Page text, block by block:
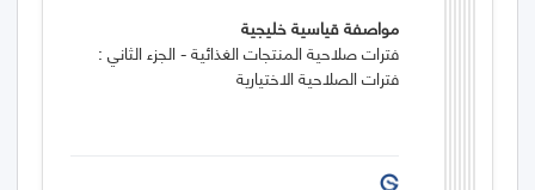
مواصفة قياسية خليجية
فترات صلاحية المنتجات الغذائية - الجزء الثاني :
فترات الصلاحية الاختيارية